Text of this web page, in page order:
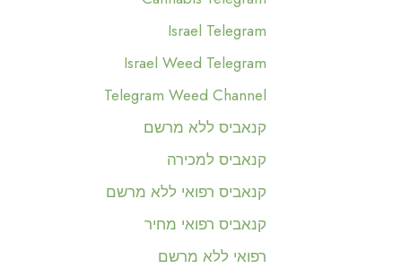
Israel Telegram
Israel Weed Telegram
Telegram Weed Channel
קנאביס ללא מרשם
קנאביס למכירה
קנאביס רפואי ללא מרשם
קנאביס רפואי מחיר
רפואי ללא מרשם